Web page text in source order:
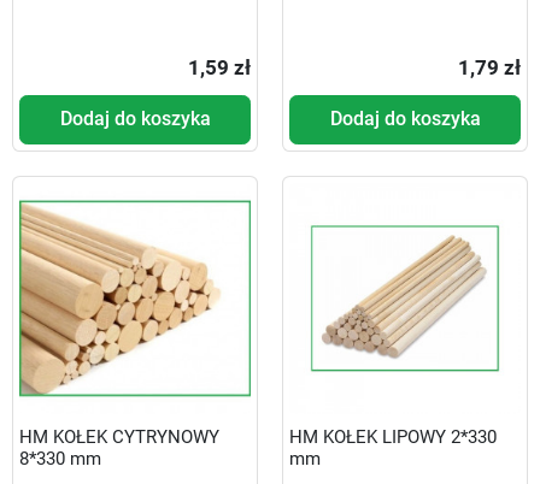
1,59 zł
Dodaj do koszyka
1,79 zł
Dodaj do koszyka
HM KOŁEK CYTRYNOWY
8*330 mm
HM KOŁEK LIPOWY 2*330
mm